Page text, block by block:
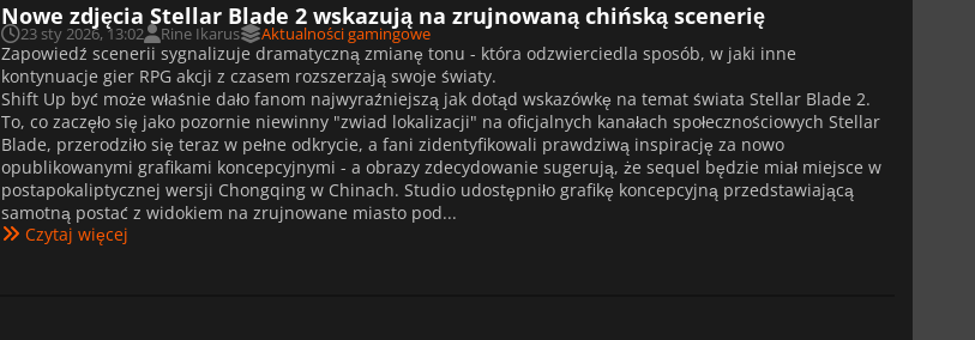
Nowe zdjęcia Stellar Blade 2 wskazują na zrujnowaną chińską scenerię
23 sty 2026, 13:02 Rine Ikarus Aktualności gamingowe
Zapowiedź scenerii sygnalizuje dramatyczną zmianę tonu - która odzwierciedla sposób, w jaki inne
kontynuacje gier RPG akcji z czasem rozszerzają swoje światy.
Shift Up być może właśnie dało fanom najwyraźniejszą jak dotąd wskazówkę na temat świata Stellar Blade 2.
To, co zaczęło się jako pozornie niewinny "zwiad lokalizacji" na oficjalnych kanałach społecznościowych Stellar
Blade, przerodziło się teraz w pełne odkrycie, a fani zidentyfikowali prawdziwą inspirację za nowo
opublikowanymi grafikami koncepcyjnymi - a obrazy zdecydowanie sugerują, że sequel będzie miał miejsce w
postapokaliptycznej wersji Chongqing w Chinach. Studio udostępniło grafikę koncepcyjną przedstawiającą
samotną postać z widokiem na zrujnowane miasto pod...
Czytaj więcej